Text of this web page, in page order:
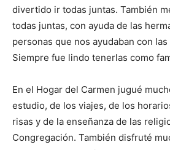
divertido ir todas juntas. También
todas juntas, con ayuda de las
personas que nos ayudaban con
Siempre fue lindo tenerlas como
En el Hogar del Carmen jugué
estudio, de los viajes, de los
risas y de la enseñanza de las
Congregación. También disfruté